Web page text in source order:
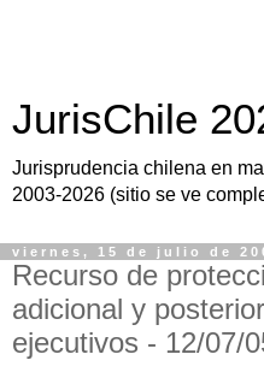
JurisChile
Jurisprudencia chilena en
2003-2026 (sitio se ve
viernes, 15 de julio de
Recurso de
adicional y
ejecutivos - 12/07/